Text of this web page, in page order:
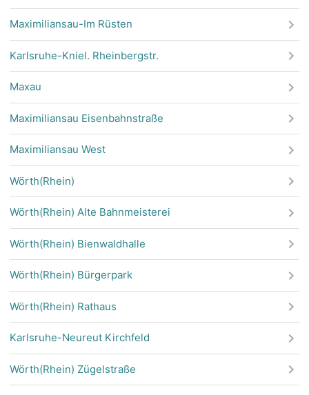
Maximiliansau-Im Rüsten
Karlsruhe-Kniel. Rheinbergstr.
Maxau
Maximiliansau Eisenbahnstraße
Maximiliansau West
Wörth(Rhein)
Wörth(Rhein) Alte Bahnmeisterei
Wörth(Rhein) Bienwaldhalle
Wörth(Rhein) Bürgerpark
Wörth(Rhein) Rathaus
Karlsruhe-Neureut Kirchfeld
Wörth(Rhein) Zügelstraße